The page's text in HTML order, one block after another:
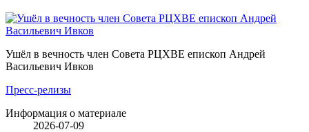
Ушёл в вечность член Совета РЦХВЕ епископ Андрей
Васильевич Ивков
Пресс-релизы
Информация о материале
2026-07-09